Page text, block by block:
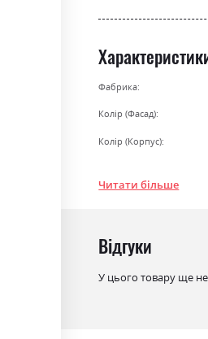
Фабрика:
Колір (Фасад):
Колір (Корпус):
Читати більше
Відгуки
У цього товару ще